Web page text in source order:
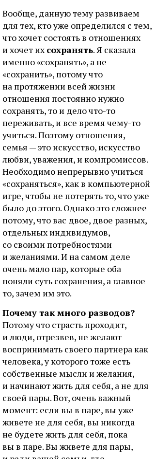
Вообще, данную тему развиваем
для тех, кто уже определился с тем,
что хочет состоять в отношениях
и хочет их сохранять. Я сказала
именно «сохранять», а не
«сохранить», потому что
на протяжении всей жизни
отношения постоянно нужно
сохранять, то и дело что-то
переживать, и все время чему-то
учиться. Поэтому отношения,
семья — это искусство, искусство
любви, уважения, и компромиссов.
Необходимо непрерывно учиться
«сохраняться», как в компьютерной
игре, чтобы не потерять то, что уже
было до этого. Однако это сложнее
потому, что вас двое, двое разных,
отдельных индивидумов,
со своими потребностями
и желаниями. И на самом деле
очень мало пар, которые оба
поняли суть сохранения, а главное
то, зачем им это.
Почему так много разводов?
Потому что страсть проходит,
и люди, отрезвев, не желают
воспринимать своего партнера как
человека, у которого тоже есть
собственные мысли и желания,
и начинают жить для себя, а не для
своей пары. Вот, очень важный
момент: если вы в паре, вы уже
живете не для себя, вы никогда
не будете жить для себя, пока
вы в паре. Вы живете для пары,